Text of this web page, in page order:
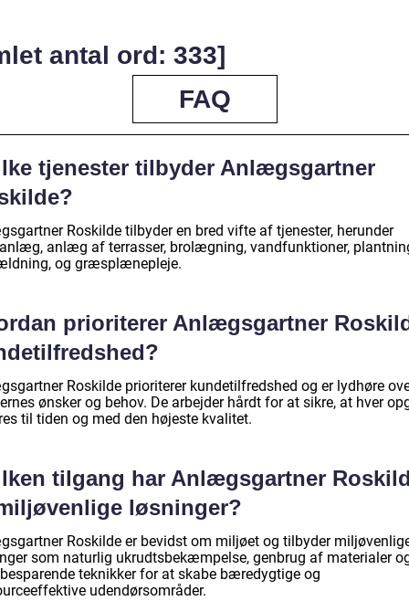
antal ord: 333]
FAQ
tjenester tilbyder Anlægsgartner
Roskilde tilbyder en bred vifte af tjenester, herunder
anlæg af terrasser, brolægning, vandfunktioner,
og græsplænepleje.
prioriterer Anlægsgartner
Roskilde prioriterer kundetilfredshed og er lydhøre
ønsker og behov. De arbejder hårdt for at sikre, at hver
til tiden og med den højeste kvalitet.
tilgang har Anlægsgartner
løsninger?
Roskilde er bevidst om miljøet og tilbyder
som naturlig ukrudtsbekæmpelse, genbrug af materialer
teknikker for at skabe bæredygtige og
udendørsområder.